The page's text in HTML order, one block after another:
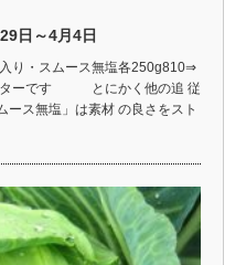
日～4月4日
り・スムース無塩各250g810⇒
ターです とにかく他の追 従
ス無塩」は素材 の良さをスト